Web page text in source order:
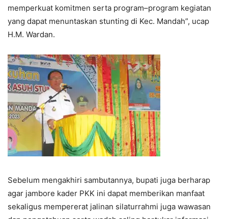
memperkuat komitmen serta program–program kegiatan
yang dapat menuntaskan stunting di Kec. Mandah”, ucap
H.M. Wardan.
Sebelum mengakhiri sambutannya, bupati juga berharap
agar jambore kader PKK ini dapat memberikan manfaat
sekaligus mempererat jalinan silaturrahmi juga wawasan